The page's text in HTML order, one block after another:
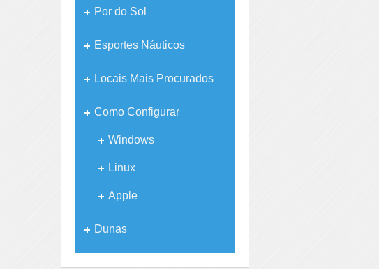
Por do Sol
Esportes Náuticos
Locais Mais Procurados
Como Configurar
Windows
Linux
Apple
Dunas